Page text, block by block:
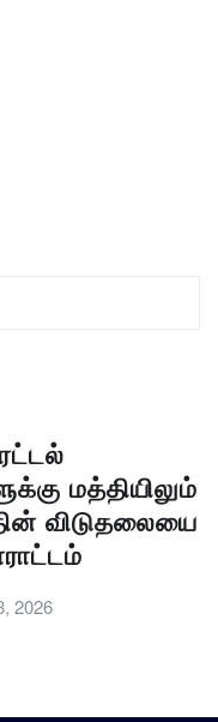
மத்தியிலும்
விடுதலையை
2026